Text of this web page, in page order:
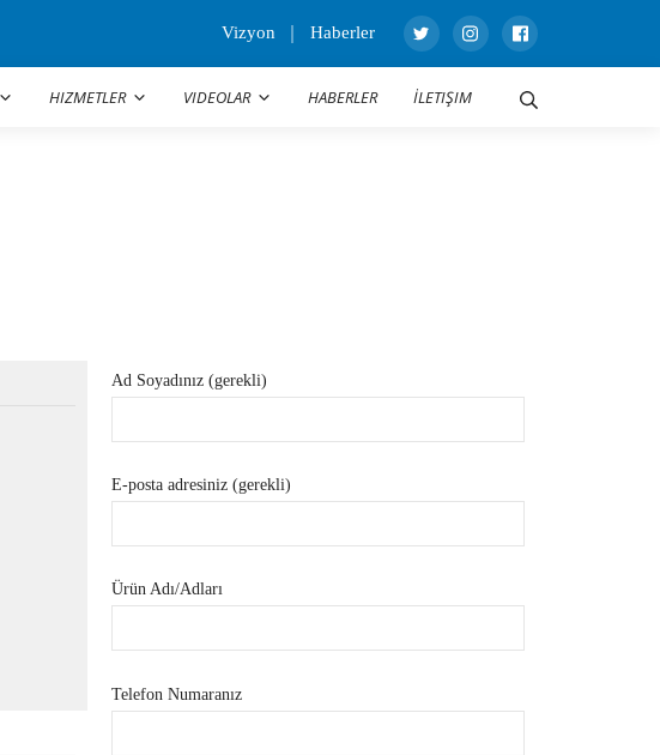
Vizyon Haberler
HIZMETLER VIDEOLAR HABERLER İLETIŞIM
Ad Soyadınız (gerekli)
E-posta adresiniz (gerekli)
Ürün Adı/Adları
Telefon Numaranız